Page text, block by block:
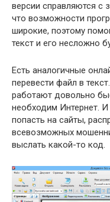
версии справляются с
что возможности
широкие, поэтому
текст и его несложно
Есть аналогичные
перевести файл в
работают довольно
необходим Интернет.
попасть на сайты,
всевозможных
выслать какой-то код.